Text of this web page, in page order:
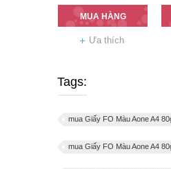
MUA HÀNG
Ưa thích
Tags:
mua Giấy FO Màu Aone A4
mua Giấy FO Màu Aone A4